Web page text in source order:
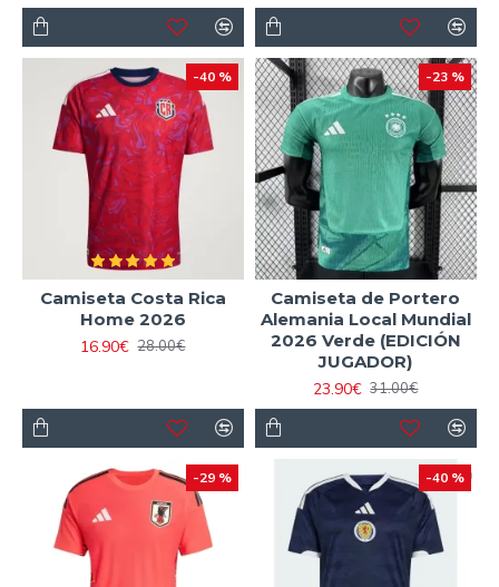
-40 %
Camiseta Costa Rica
Home 2026
16.90€ 28.00€
-23 %
Camiseta de Portero
Alemania Local Mundial
2026 Verde (EDICIÓN
JUGADOR)
23.90€ 31.00€
-29 % -40 %